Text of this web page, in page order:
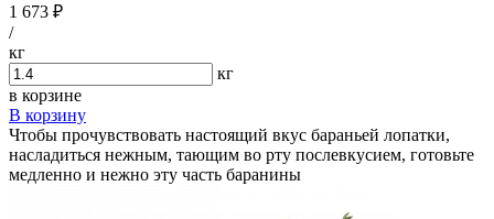
1 673 ₽
/
кг
кг
в корзине
В корзину
Чтобы прочувствовать настоящий вкус бараньей лопатки,
насладиться нежным, тающим во рту послевкусием, готовьте
медленно и нежно эту часть баранины